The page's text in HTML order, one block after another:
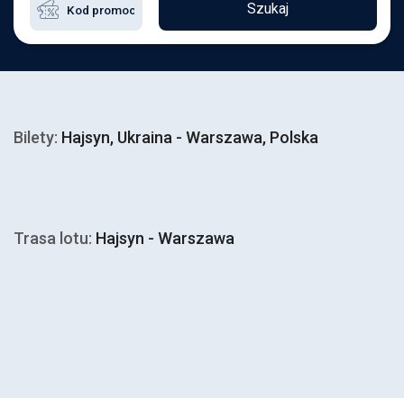
Szukaj
Bilety: Hajsyn, Ukraina - Warszawa, Polska
Trasa lotu: Hajsyn - Warszawa